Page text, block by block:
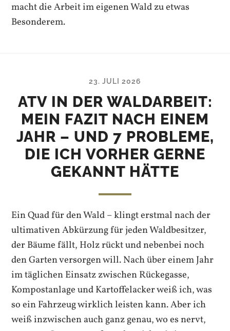
macht die Arbeit im eigenen Wald zu etwas
Besonderem.
23. JULI 2026
ATV IN DER WALDARBEIT:
MEIN FAZIT NACH EINEM
JAHR – UND 7 PROBLEME,
DIE ICH VORHER GERNE
GEKANNT HÄTTE
Ein Quad für den Wald – klingt erstmal nach der
ultimativen Abkürzung für jeden Waldbesitzer,
der Bäume fällt, Holz rückt und nebenbei noch
den Garten versorgen will. Nach über einem Jahr
im täglichen Einsatz zwischen Rückegasse,
Kompostanlage und Kartoffelacker weiß ich, was
so ein Fahrzeug wirklich leisten kann. Aber ich
weiß inzwischen auch ganz genau, wo es nervt,